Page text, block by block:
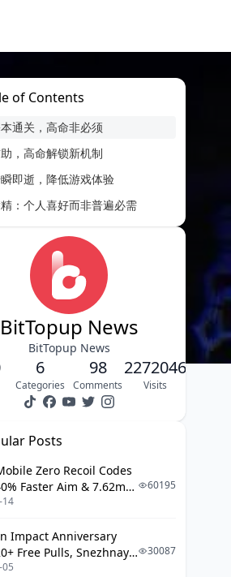
of Contents
通关，高命非必须
，高命解锁新机制
即逝，降低游戏体验
：个人喜好而非普遍必需
BitTopup News
BitTopup News
6
Categories
98
Comments
2272046
Visits
Posts
Zero Recoil Codes
Faster Aim & 7.62mm
Adjustments
14
60195
Impact Anniversary
Free Pulls, Snezhnaya
& Complete Guide
30087